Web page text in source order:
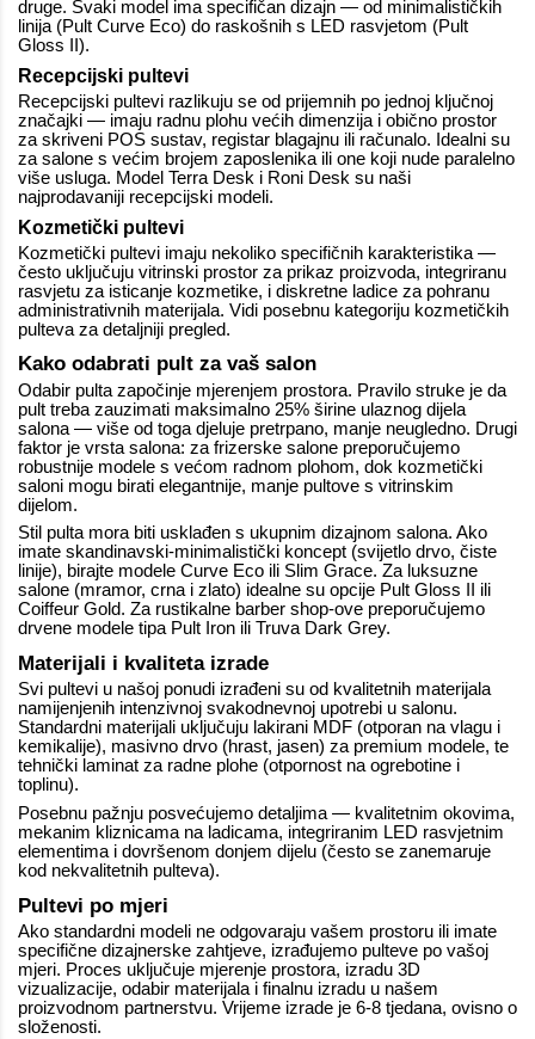
druge. Svaki model ima specifičan dizajn — od minimalističkih
linija (Pult Curve Eco) do raskošnih s LED rasvjetom (Pult
Gloss II).
Recepcijski pultevi
Recepcijski pultevi razlikuju se od prijemnih po jednoj ključnoj
značajki — imaju radnu plohu većih dimenzija i obično prostor
za skriveni POS sustav, registar blagajnu ili računalo. Idealni su
za salone s većim brojem zaposlenika ili one koji nude paralelno
više usluga. Model Terra Desk i Roni Desk su naši
najprodavaniji recepcijski modeli.
Kozmetički pultevi
Kozmetički pultevi imaju nekoliko specifičnih karakteristika —
često uključuju vitrinski prostor za prikaz proizvoda, integriranu
rasvjetu za isticanje kozmetike, i diskretne ladice za pohranu
administrativnih materijala. Vidi posebnu kategoriju kozmetičkih
pulteva za detaljniji pregled.
Kako odabrati pult za vaš salon
Odabir pulta započinje mjerenjem prostora. Pravilo struke je da
pult treba zauzimati maksimalno 25% širine ulaznog dijela
salona — više od toga djeluje pretrpano, manje neugledno. Drugi
faktor je vrsta salona: za frizerske salone preporučujemo
robustnije modele s većom radnom plohom, dok kozmetički
saloni mogu birati elegantnije, manje pultove s vitrinskim
dijelom.
Stil pulta mora biti usklađen s ukupnim dizajnom salona. Ako
imate skandinavski-minimalistički koncept (svijetlo drvo, čiste
linije), birajte modele Curve Eco ili Slim Grace. Za luksuzne
salone (mramor, crna i zlato) idealne su opcije Pult Gloss II ili
Coiffeur Gold. Za rustikalne barber shop-ove preporučujemo
drvene modele tipa Pult Iron ili Truva Dark Grey.
Materijali i kvaliteta izrade
Svi pultevi u našoj ponudi izrađeni su od kvalitetnih materijala
namijenjenih intenzivnoj svakodnevnoj upotrebi u salonu.
Standardni materijali uključuju lakirani MDF (otporan na vlagu i
kemikalije), masivno drvo (hrast, jasen) za premium modele, te
tehnički laminat za radne plohe (otpornost na ogrebotine i
toplinu).
Posebnu pažnju posvećujemo detaljima — kvalitetnim okovima,
mekanim kliznicama na ladicama, integriranim LED rasvjetnim
elementima i dovršenom donjem dijelu (često se zanemaruje
kod nekvalitetnih pulteva).
Pultevi po mjeri
Ako standardni modeli ne odgovaraju vašem prostoru ili imate
specifične dizajnerske zahtjeve, izrađujemo pulteve po vašoj
mjeri. Proces uključuje mjerenje prostora, izradu 3D
vizualizacije, odabir materijala i finalnu izradu u našem
proizvodnom partnerstvu. Vrijeme izrade je 6-8 tjedana, ovisno o
složenosti.